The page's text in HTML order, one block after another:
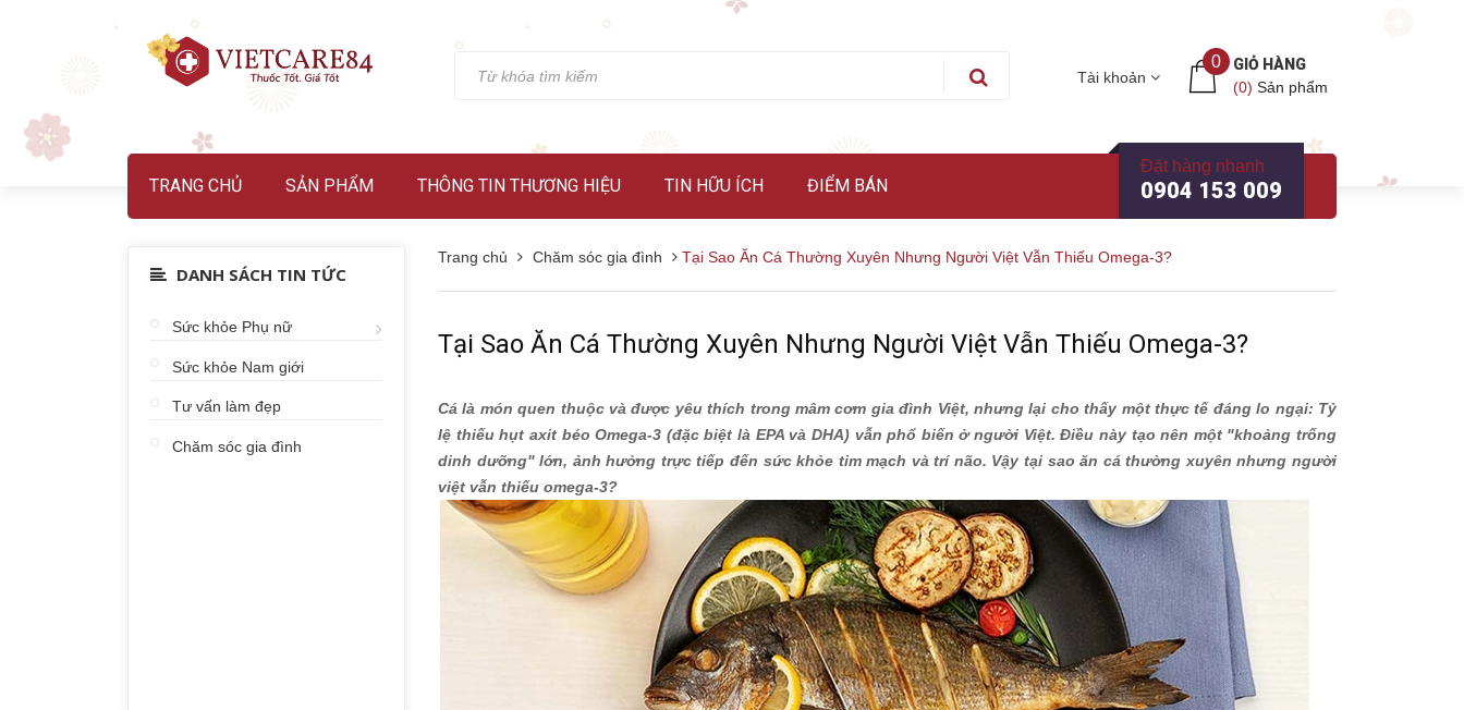
Tài khoản
0
GIỎ HÀNG
(0) Sản phẩm
TRANG CHỦ SẢN PHẨM THÔNG TIN THƯƠNG HIỆU TIN HỮU ÍCH ĐIỂM BÁN
Đặt hàng nhanh
0904 153 009
Trang chủ Chăm sóc gia đình Tại Sao Ăn Cá Thường Xuyên Nhưng Người Việt Vẫn Thiếu Omega-3?
Tại Sao Ăn Cá Thường Xuyên Nhưng Người Việt Vẫn Thiếu Omega-3?
Cá là món quen thuộc và được yêu thích trong mâm cơm gia đình Việt, nhưng lại cho thấy một thực tế đáng lo ngại: Tỷ
lệ thiếu hụt axit béo Omega-3 (đặc biệt là EPA và DHA) vẫn phổ biến ở người Việt. Điều này tạo nên một "khoảng trống
dinh dưỡng" lớn, ảnh hưởng trực tiếp đến sức khỏe tim mạch và trí não. Vậy tại sao ăn cá thường xuyên nhưng người
việt vẫn thiếu omega-3?
DANH SÁCH TIN TỨC
Sức khỏe Phụ nữ
Sức khỏe Nam giới
Tư vấn làm đẹp
Chăm sóc gia đình